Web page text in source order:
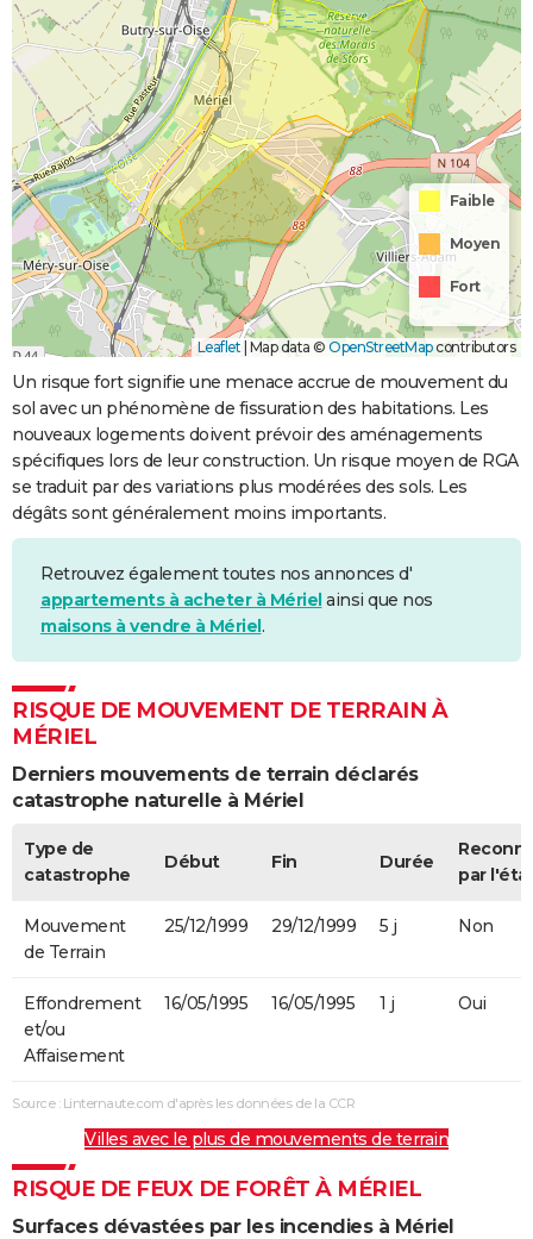
Faible
Moyen
Fort
Leaflet Map data © OpenStreetMapcontributors
Un risque fort signifie une menace accrue de mouvement du
sol avec un phénomène de fissuration des habitations. Les
nouveaux logements doivent prévoir des aménagements
spécifiques lors de leur construction. Un risque moyen de RGA
se traduit par des variations plus modérées des sols. Les
dégâts sont généralement moins importants.
Retrouvez également toutes nos annonces d'
appartements à acheter à Mériel ainsi que nos
maisons à vendre à Mériel.
RISQUE DE MOUVEMENT DE TERRAIN À
MÉRIEL
Derniers mouvements de terrain déclarés
catastrophe naturelle à Mériel
Type de
catastrophe
Début Fin Durée
par
Mouvement
de Terrain
25/12/1999 29/12/1999 5 j Non
Effondrement
et/ou
Affaisement
16/05/1995 16/05/1995 1 j Oui
Source : Linternaute.com d'après les données de la CCR
Villes avec le plus de mouvements de terrain
RISQUE DE FEUX DE FORÊT À MÉRIEL
Surfaces dévastées par les incendies à Mériel